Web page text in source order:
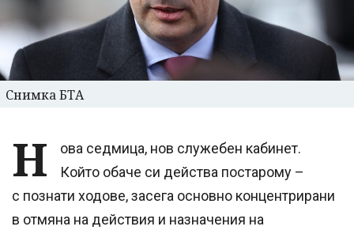
Снимка БТА
Н
ова седмица, нов служебен кабинет.
Който обаче си действа постарому –
с познати ходове, засега основно концентрирани
в отмяна на действия и назначения на